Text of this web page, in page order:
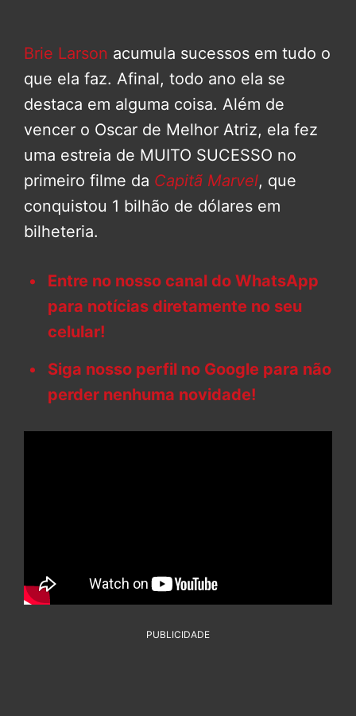
Brie Larson acumula sucessos em tudo o
que ela faz. Afinal, todo ano ela se
destaca em alguma coisa. Além de
vencer o Oscar de Melhor Atriz, ela fez
uma estreia de MUITO SUCESSO no
primeiro filme da Capitã Marvel, que
conquistou 1 bilhão de dólares em
bilheteria.
Entre no nosso canal do WhatsApp
para notícias diretamente no seu
celular!
Siga nosso perfil no Google para não
perder nenhuma novidade!
PUBLICIDADE